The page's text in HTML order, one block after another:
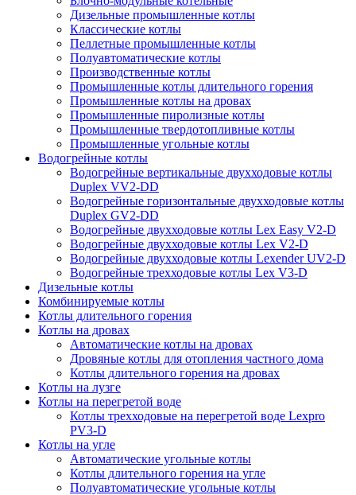
Дизельные промышленные котлы
Классические котлы
Пеллетные промышленные котлы
Полуавтоматические котлы
Производственные котлы
Промышленные котлы длительного горения
Промышленные котлы на дровах
Промышленные пиролизные котлы
Промышленные твердотопливные котлы
Промышленные угольные котлы
Водогрейные котлы
Водогрейные вертикальные двухходовые котлы
Duplex VV2-DD
Водогрейные горизонтальные двухходовые котлы
Duplex GV2-DD
Водогрейные двухходовые котлы Lex Easy V2-D
Водогрейные двухходовые котлы Lex V2-D
Водогрейные двухходовые котлы Lexender UV2-D
Водогрейные трехходовые котлы Lex V3-D
Дизельные котлы
Комбинируемые котлы
Котлы длительного горения
Котлы на дровах
Автоматические котлы на дровах
Дровяные котлы для отопления частного дома
Котлы длительного горения на дровах
Котлы на лузге
Котлы на перегретой воде
Котлы трехходовые на перегретой воде Lexpro
PV3-D
Котлы на угле
Автоматические угольные котлы
Котлы длительного горения на угле
Полуавтоматические угольные котлы